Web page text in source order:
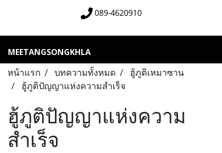
089-4620910
MEETANGSONGKHLA
หน้าแรก บทความทั้งหมด
ฮู้ภูติเหมาซาน
ฮู้ภูติปัญญาแห่งความสำเร็จ
ฮู้ภูติปัญญาแห่งความ
สำเร็จ